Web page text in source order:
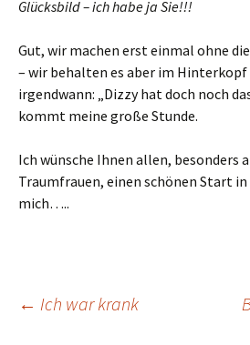
Glücksbild – ich habe ja Sie!!!
Gut, wir machen erst einmal ohne
– wir behalten es aber im Hinterkopf
irgendwann: „Dizzy hat doch noch
kommt meine große Stunde.
Ich wünsche Ihnen allen, besonders
Traumfrauen, einen schönen Start in
mich…..
Beitrags-
← Ich war krank